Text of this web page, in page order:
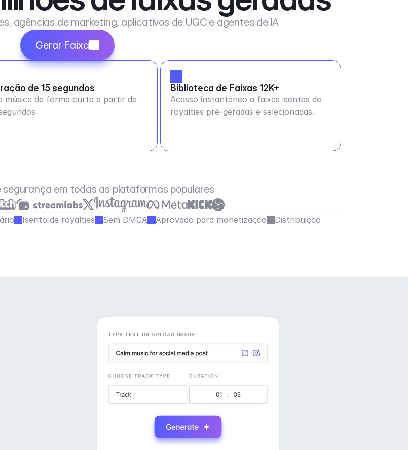
agências de marketing, aplicativos de UGC e agentes de IA
Gerar Faixa
de 15 segundos
música de forma curta a partir de
Biblioteca de Faixas 12K+
Acesso instantâneo a faixas isentas de
royalties pré-geradas e selecionadas.
segurança em todas as plataformas populares
Isento de royalties Sem DMCA Aprovado para monetização Distribuição